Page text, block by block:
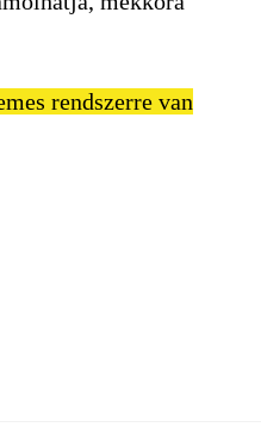
rendszerre van